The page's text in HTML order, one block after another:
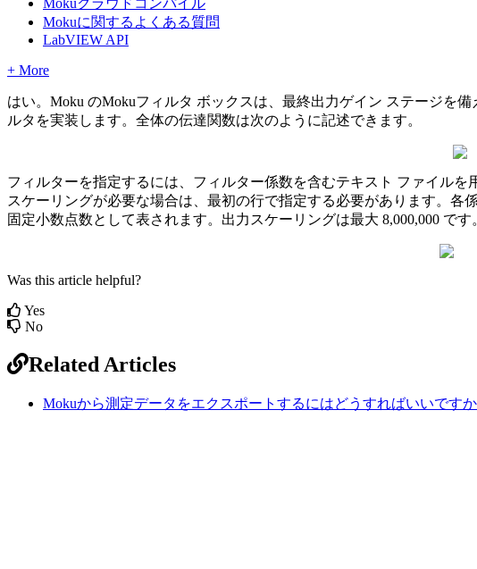
Mokuに関するよくある質問
LabVIEW API
+ More
はい。Moku のMokuフィルタ ボックスは、最終出力ゲイン ステージを
ルタを実装します。全体の伝達関数は次のように記述できます。
フィルターを指定するには、フィルター係数を含むテキスト ファイル
スケーリングが必要な場合は、最初の行で指定する必要があります。各
固定小数点数として表されます。出力スケーリングは最大 8,000,000 で
Was this article helpful?
Yes
No
Related Articles
Mokuから測定データをエクスポートするにはどうすればいいです